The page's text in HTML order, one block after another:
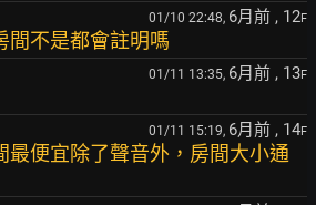
01/10 22:48, 6月前 , 12F
間不是都會註明嗎
01/11 13:35, 6月前 , 13F
01/11 15:19, 6月前 , 14F
最便宜除了聲音外，房間大小通